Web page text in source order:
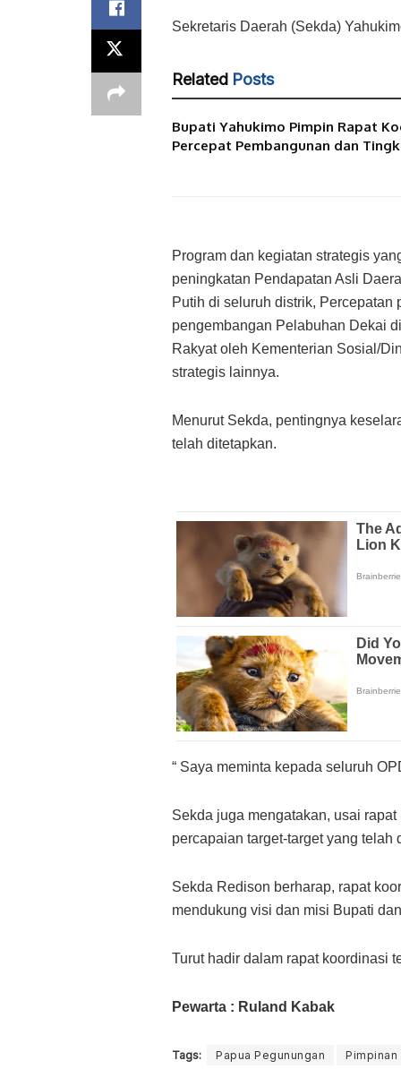
Sekretaris Daerah (Sekda)
Related Posts
Bupati Yahukimo Pimpin Rapat
Percepat Pembangunan dan
Program dan kegiatan strategis
peningkatan Pendapatan Asli
Putih di seluruh distrik, Percepatan
pengembangan Pelabuhan Dekai
Rakyat oleh Kementerian Sosial/
strategis lainnya.
Menurut Sekda, pentingnya
telah ditetapkan.
“ Saya meminta kepada seluruh
Sekda juga mengatakan, usai
percapaian target-target yang
Sekda Redison berharap, rapat
mendukung visi dan misi Bupati
Turut hadir dalam rapat koordinasi
Pewarta : Ruland Kabak
Tags: Papua Pegunungan Pimpinan